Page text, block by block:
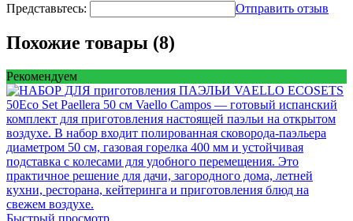
Представьтесь: Отправить отзыв
Похожие товары (8)
Рекомендуем